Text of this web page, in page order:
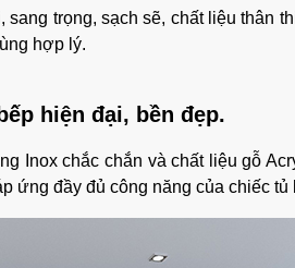
sang trọng, sạch sẽ, chất liệu thân
hợp lý.
hiện đại, bền đẹp.
Inox chắc chắn và chất liệu gỗ
ứng đầy đủ công năng của chiếc tủ